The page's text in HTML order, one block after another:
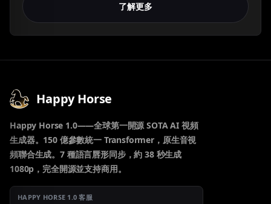
了解更多
Happy Horse
Happy Horse 1.0——全球第一開源 SOTA AI 視頻
生成器。150 億參數統一 Transformer，原生音視
頻聯合生成。7 種語言唇形同步，約 38 秒生成
1080p，完全開源並支持商用。
HAPPY HORSE 1.0 客服